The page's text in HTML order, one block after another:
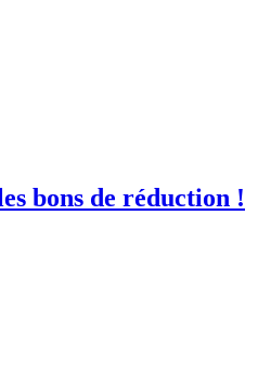
bons de réduction !